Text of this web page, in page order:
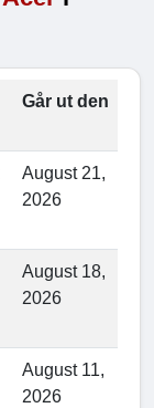
Går ut den
August 21,
2026
August 18,
2026
August 11,
2026